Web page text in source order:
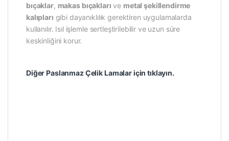
bıçaklar, makas bıçakları ve metal şekillendirme
kalıpları gibi dayanıklılık gerektiren uygulamalarda
kullanılır. Isıl işlemle sertleştirilebilir ve uzun süre
keskinliğini korur.
Diğer Paslanmaz Çelik Lamalar için tıklayın.